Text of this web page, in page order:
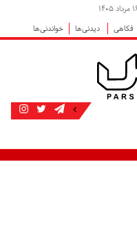
فکاهی دیدنی‌ها خواندنی‌ها